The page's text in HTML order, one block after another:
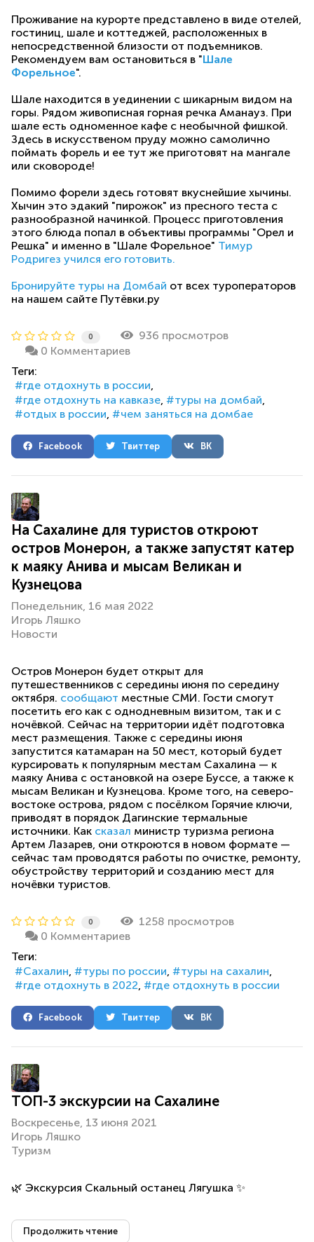
Проживание на курорте представлено в виде отелей,
гостиниц, шале и коттеджей, расположенных в
непосредственной близости от подъемников.
Рекомендуем вам остановиться в "Шале
Форельное".
Шале находится в уединении с шикарным видом на
горы. Рядом живописная горная речка Аманауз. При
шале есть одноменное кафе с необычной фишкой.
Здесь в искусственом пруду можно самолично
поймать форель и ее тут же приготовят на мангале
или сковороде!
Помимо форели здесь готовят вкуснейшие хычины.
Хычин это эдакий "пирожок" из пресного теста с
разнообразной начинкой. Процесс приготовления
этого блюда попал в объективы программы "Орел и
Решка" и именно в "Шале Форельное" Тимур
Родригез учился его готовить.
Бронируйте туры на Домбай от всех туроператоров
на нашем сайте Путёвки.ру
0
936 просмотров
0 Комментариев
Теги:
где отдохнуть в россии
где отдохнуть на кавказе
туры на домбай
отдых в россии
чем заняться на домбае
Facebook Твиттер ВК
На Сахалине для туристов откроют
остров Монерон, а также запустят катер
к маяку Анива и мысам Великан и
Кузнецова
Понедельник, 16 мая 2022
Игорь Ляшко
Новости
Остров Монерон будет открыт для
путешественников с середины июня по середину
октября. сообщают местные СМИ. Гости смогут
посетить его как с однодневным визитом, так и с
ночёвкой. Сейчас на территории идёт подготовка
мест размещения. Также с середины июня
запустится катамаран на 50 мест, который будет
курсировать к популярным местам Сахалина — к
маяку Анива с остановкой на озере Буссе, а также к
мысам Великан и Кузнецова. Кроме того, на северо-
востоке острова, рядом с посёлком Горячие ключи,
приводят в порядок Дагинские термальные
источники. Как сказал министр туризма региона
Артем Лазарев, они откроются в новом формате —
сейчас там проводятся работы по очистке, ремонту,
обустройству территорий и созданию мест для
ночёвки туристов.
0
1258 просмотров
0 Комментариев
Теги:
Сахалин
туры по россии
туры на сахалин
где отдохнуть в 2022
где отдохнуть в россии
Facebook Твиттер ВК
ТОП-3 экскурсии на Сахалине
Воскресенье, 13 июня 2021
Игорь Ляшко
Туризм
🌿 Экскурсия Скальный останец Лягушка ✨
Продолжить чтение